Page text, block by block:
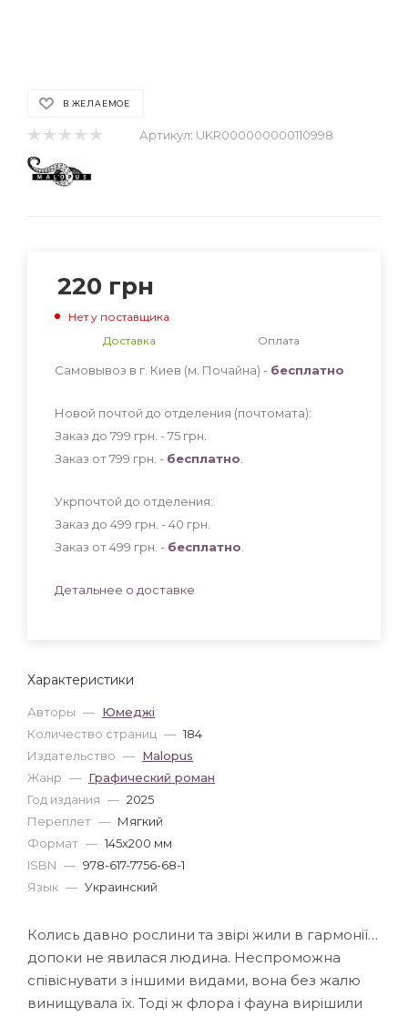
В ЖЕЛАЕМОЕ
Артикул: UKR000000000110998
Характеристики
Авторы — Юмеджі
Количество страниц — 184
Издательство — Malopus
Жанр — Графический роман
Год издания — 2025
Переплет — Мягкий
Формат — 145x200 мм
ISBN — 978-617-7756-68-1
Язык — Украинский
220 грн
Нет у поставщика
Доставка
Оплата
Самовывоз в г. Киев (м. Почайна) - бесплатно
Новой почтой до отделения (почтомата):
Заказ до 799 грн. - 75 грн
Заказ от 799 грн. - бесплатно
Укрпочтой до отделения:
Заказ до 499 грн. - 40 грн
Заказ от 499 грн. - бесплатно
Детальнее о доставке
Колись давно рослини та звірі жили в гармонії…
допоки не явилася людина. Неспроможна
співіснувати з іншими видами, вона без жалю
винищувала їх. Тоді ж флора і фауна вирішили